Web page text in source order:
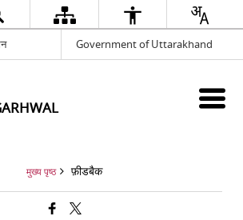
Government of Uttarakhand
मुख्य पृष्ठ फ़ीडबैक